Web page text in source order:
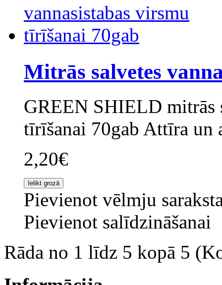
Mitrās salvetes
GREEN SHIELD mitrās
tīrīšanai 70gab Attīra un
2,20€
Pievienot vēlmju
Pievienot salīdzināšanai
Rāda no 1 līdz 5 kopā 5